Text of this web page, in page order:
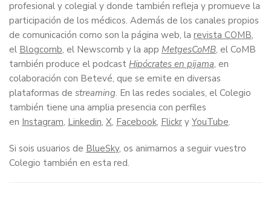
profesional y colegial y donde también refleja y promueve la
participación de los médicos. Además de los canales propios
de comunicación como son la página web, la revista COMB,
el Blogcomb, el Newscomb y la app MetgesCoMB, el CoMB
también produce el podcast Hipócrates en pijama, en
colaboración con Betevé, que se emite en diversas
plataformas de streaming. En las redes sociales, el Colegio
también tiene una amplia presencia con perfiles
en Instagram, Linkedin, X, Facebook, Flickr y YouTube.
Si sois usuarios de BlueSky, os animamos a seguir vuestro
Colegio también en esta red.